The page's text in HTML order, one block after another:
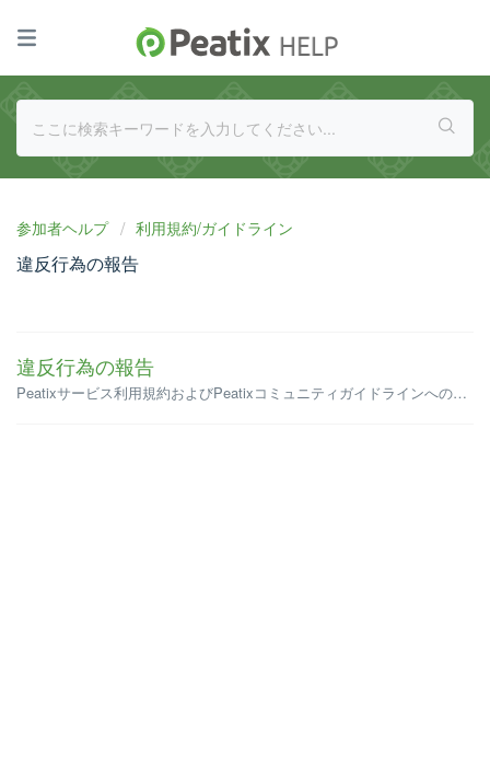
参加者ヘルプ 利用規約/ガイドライン
違反行為の報告
違反行為の報告
Peatixサービス利用規約およびPeatixコミュニティガイドラインへの違反行為を認識された場合は、下記フォームよりご連絡ください。 Peatixは、その裁量により、当該規約およびガイドラインに違反していると判断した場合、対象者への警告、イベントの停止または削除、アカウント凍結などの処置を講じる場合があり...